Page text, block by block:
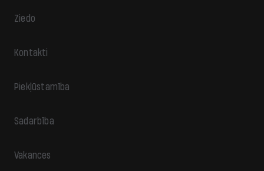
Ziedo
Kontakti
Piekļūstamība
Sadarbība
Vakances